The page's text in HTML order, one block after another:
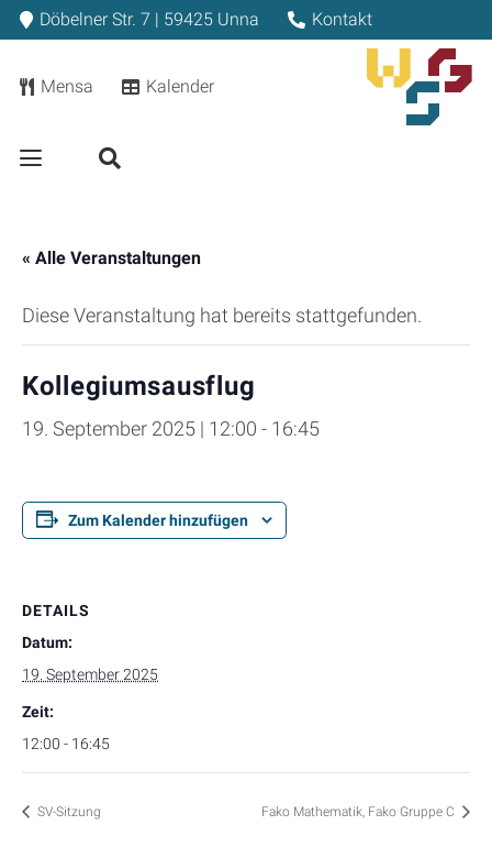
Döbelner Str. 7 | 59425 Unna Kontakt
Mensa Kalender
« Alle Veranstaltungen
Diese Veranstaltung hat bereits stattgefunden.
Kollegiumsausflug
19. September 2025 | 12:00 - 16:45
Zum Kalender hinzufügen
DETAILS
Datum:
19. September 2025
Zeit:
12:00 - 16:45
SV-Sitzung Fako Mathematik, Fako Gruppe C